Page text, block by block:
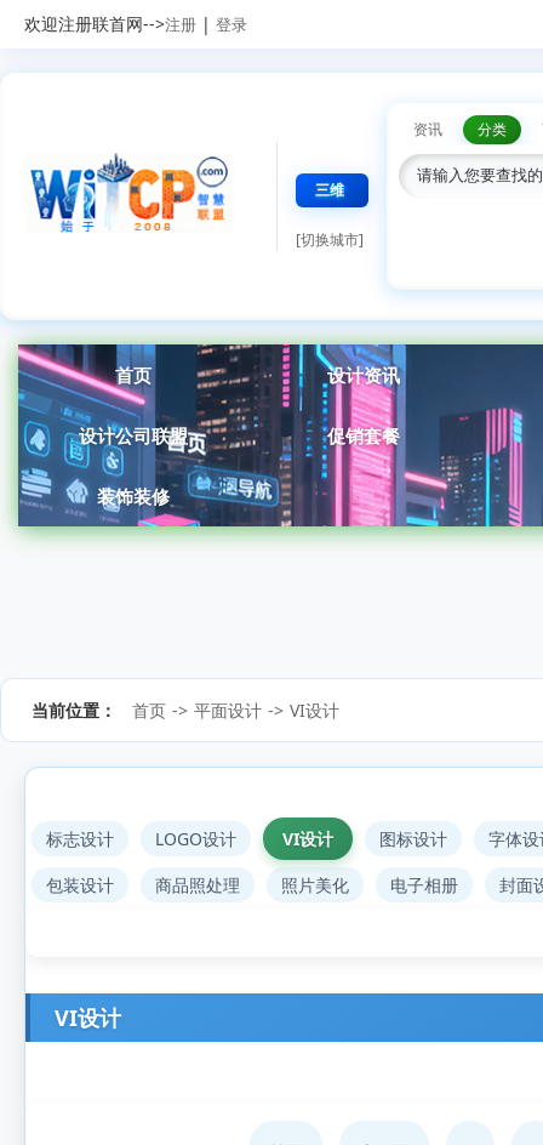
欢迎注册联首网-->注册 | 登录
三维
[切换城市]
资讯 分类
首页 设计资讯
设计公司联盟 促销套餐
装饰装修
当前位置： 首页 -> 平面设计 -> VI设计
标志设计 LOGO设计 VI设计 图标设计
字体
包装设计
商品照处理 照片美化 电子相册 封面
VI设计